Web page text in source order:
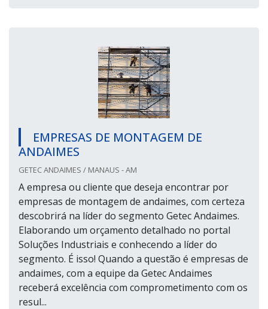
EMPRESAS DE MONTAGEM DE
ANDAIMES
GETEC ANDAIMES / MANAUS - AM
A empresa ou cliente que deseja encontrar por
empresas de montagem de andaimes, com certeza
descobrirá na líder do segmento Getec Andaimes.
Elaborando um orçamento detalhado no portal
Soluções Industriais e conhecendo a líder do
segmento. É isso! Quando a questão é empresas de
andaimes, com a equipe da Getec Andaimes
receberá excelência com comprometimento com os
resul...